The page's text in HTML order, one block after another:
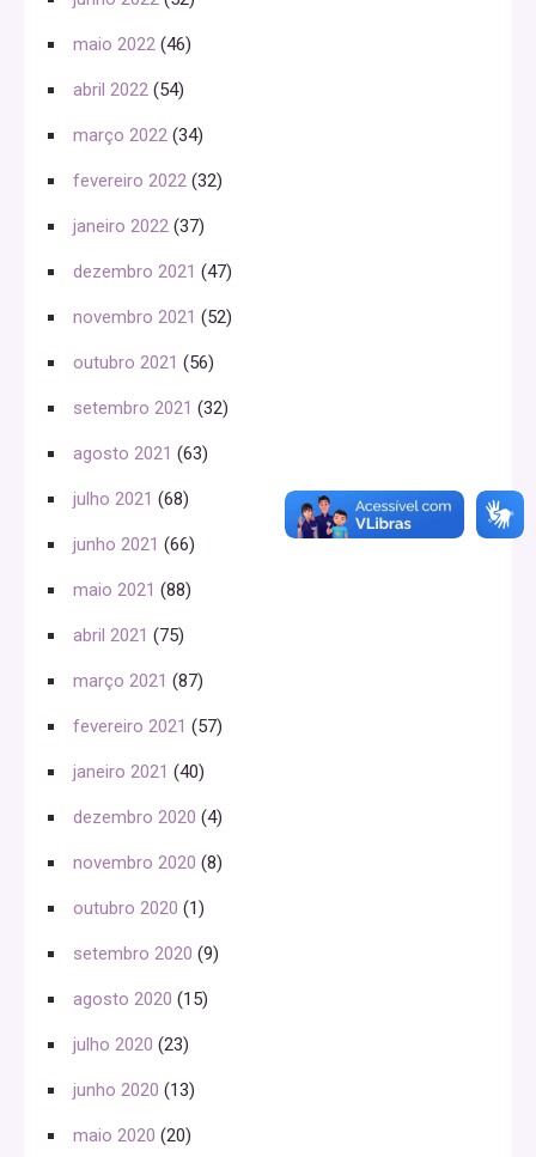
maio 2022 (46)
abril 2022 (54)
março 2022 (34)
fevereiro 2022 (32)
janeiro 2022 (37)
dezembro 2021 (47)
novembro 2021 (52)
outubro 2021 (56)
setembro 2021 (32)
agosto 2021 (63)
julho 2021 (68)
junho 2021 (66)
maio 2021 (88)
abril 2021 (75)
março 2021 (87)
fevereiro 2021 (57)
janeiro 2021 (40)
dezembro 2020 (4)
novembro 2020 (8)
outubro 2020 (1)
setembro 2020 (9)
agosto 2020 (15)
julho 2020 (23)
junho 2020 (13)
maio 2020 (20)